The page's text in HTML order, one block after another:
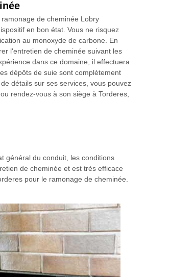
de cheminée Lobry
en bon état. Vous ne risquez
au monoxyde de carbone. En
l'entretien de cheminée suivant les
dans ce domaine, il effectuera
dépôts de suie sont complètement
détails sur ses services, vous pouvez
rendez-vous à son siège à Torderes,
général du conduit, les conditions
de cheminée et est très efficace
pour le ramonage de cheminée.